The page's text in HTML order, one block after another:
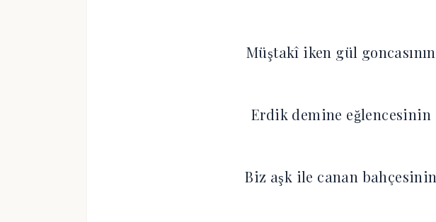
Müştakî iken gül goncasının
Erdik demine eğlencesinin
Biz aşk ile canan bahçesinin